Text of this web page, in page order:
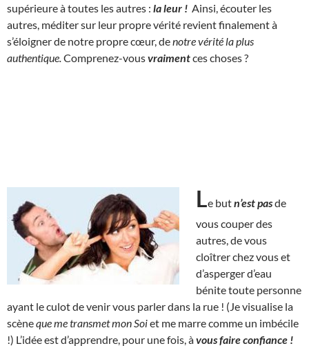
supérieure à toutes les autres : la leur ! Ainsi, écouter les
autres, méditer sur leur propre vérité revient finalement à
s’éloigner de notre propre cœur, denotre vérité la plus
authentique. Comprenez-vousvraimentces choses ?
Le butn’est pasde
vous couper des
autres, de vous
cloîtrer chez vous et
d’asperger d’eau
bénite toute personne
ayant le culot de venir vous parler dans la rue ! (Je visualise la
scèneque me transmet mon Soiet me marre comme un imbécile
!) L’idée est d’apprendre, pour une fois, àvous faire confiance !